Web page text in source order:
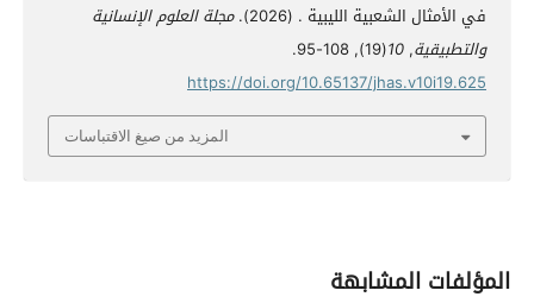
في الأمثال الشعبية الليبية . (2026).
مجلة العلوم الإنسانية
والتطبيقية,
10
(19), 108-95.
https://doi.org/10.65137/jhas.v10i19.625
المزيد من صيغ الاقتباسات
المؤلفات المشابهة